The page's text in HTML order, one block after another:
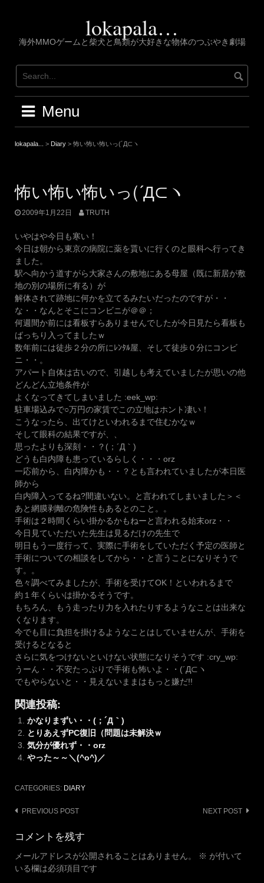
lokapala…
海外MMOゲームと柴犬と鳥類が大好きな物体のつぶやき劇場
Menu
lokapala... > Diary > 怖い怖い怖いっ(´Д⊂ヽ
怖い怖い怖いっ(´Д⊂ヽ
2009年1月22日 TRUTH
いやはや今日も寒い！
今日は朝から東京の病院に薬を貰いに行くのと眼科へ行ってき
ました。
駅へ向かう道すがら大家さんの敷地にある母屋（既に新居が敷
地の別の場所に有る）が
解体されて跡地に何かを立てるみたいだったのですが・・
な・・なんとそこにコンビニが＠＠；
何週間か前には看板すらありませんでしたが今日見たら看板も
ばっちり入ってましたｗ
数年前には徒歩２分の所にﾚﾝﾀﾙ屋、そして徒歩０分にコンビ
ニ・・。
アパート自体は古いので、引越しも考えていましたが思いの他
どんどん立地条件が
よくなってきてしまいました :eek_wp:
駐車場込みで○万円の家賃でこの立地はホント凄い！
こうなったら、出てけといわれるまで住むかなｗ
そして眼科の結果ですが、、
思ったよりも深刻・・？(；´Д｀)
どうも白内障も患っているらしく・・・orz
一応前から、白内障かも・・？とも言われていましたが本日医
師から
白内障入ってるね?間違いない。と言われてしまいました＞＜
あと網膜剥離の危険性もあるとのこと。。
手術は２時間くらい掛かるかもねーと言われる始末orz・・
今日見ていただいた先生は見るだけの先生で
明日もう一度行って、実際に手術をしていただく予定の医師と
手術についての相談をしてから・・と言うことになりそうで
す。。
色々調べてみましたが、手術を受けてOK！といわれるまで
約１年くらいは掛かるそうです。
もちろん、もう走ったり力を入れたりするようなことは出来な
くなります。
今でも目に負担を掛けるようなことはしていませんが、手術を
受けるとなると
さらに気をつけないといけない状態になりそうです :cry_wp:
うーん・・不安たっぷりで手術も怖いよ・・(´Д⊂ヽ
でもやらないと・・見えないままはもっと嫌だ!!
関連投稿:
かなりまずい・・(；´Д｀)
とりあえずPC復旧（問題は未解決ｗ
気分が優れず・・orz
やった～～＼(^o^)／
CATEGORIES: DIARY
Post
navigation
PREVIOUS POST NEXT POST
コメントを残す
メールアドレスが公開されることはありません。 ※ が付いて
いる欄は必須項目です